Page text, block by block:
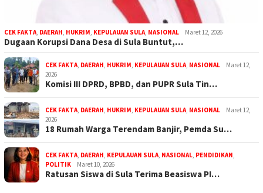
CEK FAKTA DAERAH HUKRIM KEPULAUAN SULA NASIONAL Maret 12, 2026
Dugaan Korupsi Dana Desa di Sula Buntut,…
CEK FAKTA DAERAH HUKRIM KEPULAUAN SULA NASIONAL
Maret 12,
2026
Komisi III DPRD, BPBD, dan PUPR Sula Tin…
CEK FAKTA DAERAH HUKRIM KEPULAUAN SULA NASIONAL
Maret 12,
2026
18 Rumah Warga Terendam Banjir, Pemda Su…
CEK FAKTA DAERAH KEPULAUAN SULA NASIONAL PENDIDIKAN
POLITIK
Maret 10, 2026
Ratusan Siswa di Sula Terima Beasiswa PI…